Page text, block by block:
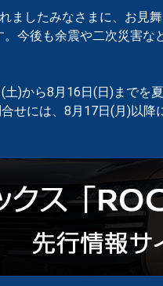
ましたみなさまに、お見舞
今後も余震や二次災害な
)から8月16日(日)までを
せには、8月17日(月)以降